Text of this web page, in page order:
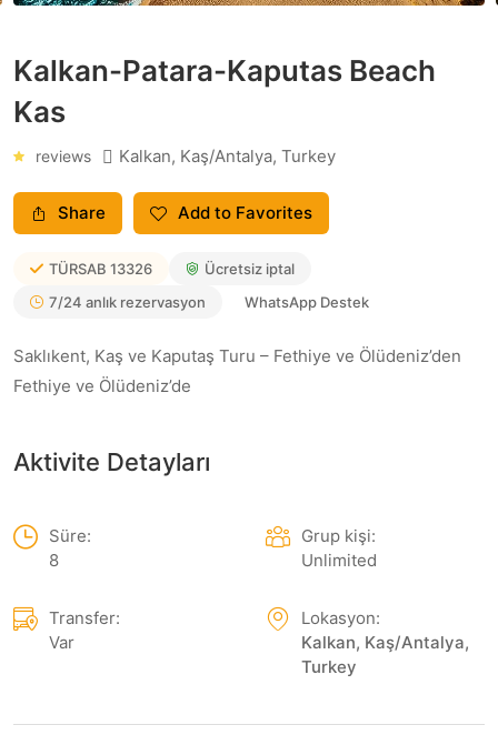
Kalkan-Patara-Kaputas Beach
Kas
reviews Kalkan, Kaş/Antalya, Turkey
Share Add to Favorites
TÜRSAB 13326
Ücretsiz iptal
7/24 anlık rezervasyon
WhatsApp Destek
Saklıkent, Kaş ve Kaputaş Turu – Fethiye ve Ölüdeniz’den
Fethiye ve Ölüdeniz’de
Aktivite Detayları
Süre:
8
Grup kişi:
Unlimited
Transfer:
Var
Lokasyon:
Kalkan, Kaş/Antalya,
Turkey